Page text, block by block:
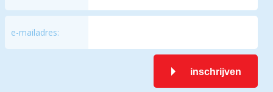
e-mailadres:
inschrijven